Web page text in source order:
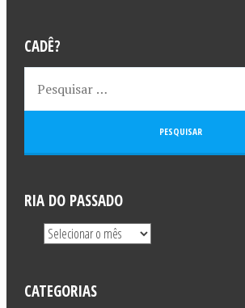
CADÊ?
RIA DO PASSADO
CATEGORIAS